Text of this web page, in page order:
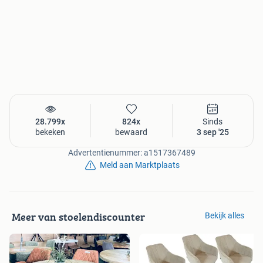
Sterke microvezelstof met luxe uitstraling
Eenvoudig te reinigen
Comfortabel zitgevoel dankzij binnenvering en
Extra dikke zitting voor optimaal comfort
Stoel KARL-( foto 13 tot 17 )
Nu €99,95 incl. bezorging.
28.799x
bekeken
824x
bewaard
Sinds
3 sep '25
Advertentienummer: a1517367489
Meld aan Marktplaats
Meer van stoelendiscounter Bekijk alles